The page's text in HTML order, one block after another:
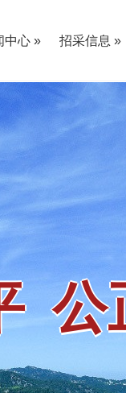
中心 » 招采信息 »
公